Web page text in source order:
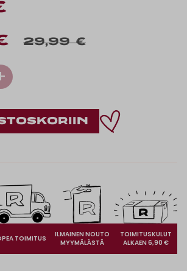
29,99 €
TOIMITUS
ILMAINEN NOUTO
MYYMÄLÄSTÄ
TOIMITUSKULUT
ALKAEN 6,90 €